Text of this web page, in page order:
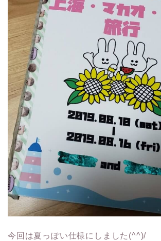
今回は夏っぽい仕様にしました(^^)/